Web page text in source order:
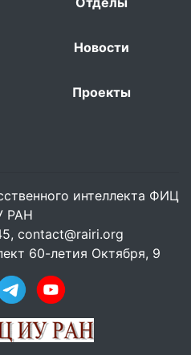
Новости
Проекты
интеллекта ФИЦ
РАН
contact@rairi.org
60-летия Октября, 9